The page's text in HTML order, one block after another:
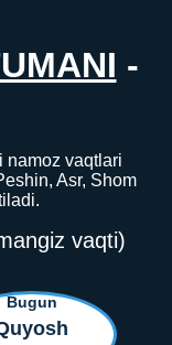
-
namoz vaqtlari
Asr, Shom
vaqti)
Bugun